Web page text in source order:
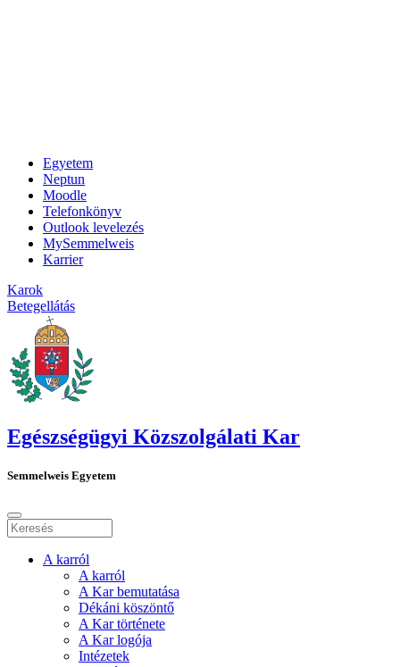
Egyetem
Neptun
Moodle
Telefonkönyv
Outlook levelezés
MySemmelweis
Karrier
Karok
Betegellátás
Egészségügyi Közszolgálati Kar
Semmelweis Egyetem
A karról
A karról
A Kar bemutatása
Dékáni köszöntő
A Kar története
A Kar logója
Intézetek